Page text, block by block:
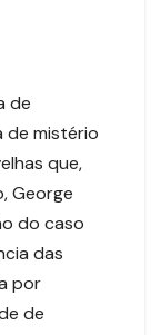
de
de mistério
que,
George
do caso
das
por
de